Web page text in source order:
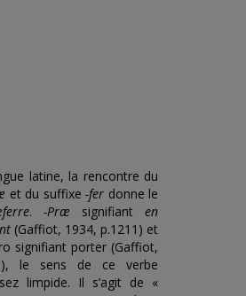
latine, la rencontre du
et du suffixe-fer donne le
. -Præ signifiant en
(Gaffiot, 1934, p.1211) et
signifiant porter (Gaffiot,
le sens de ce verbe
limpide. Il s’agit de «